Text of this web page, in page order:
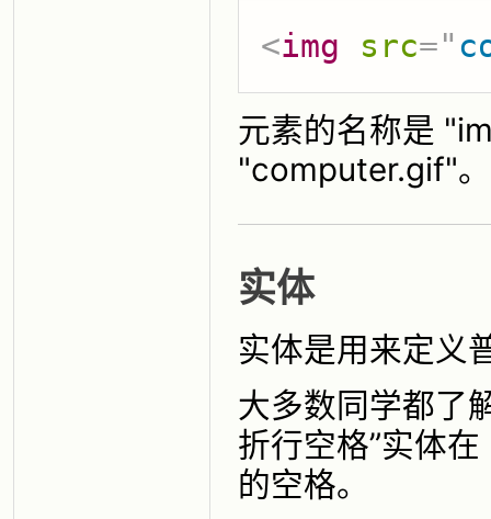
<img src="
元素的名称是
"computer.gif"
实体
实体是用来定义
大多数同学都了
折行空格”实体
的空格。